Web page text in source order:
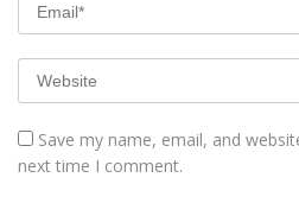
Save my name, email, and
next time I comment.